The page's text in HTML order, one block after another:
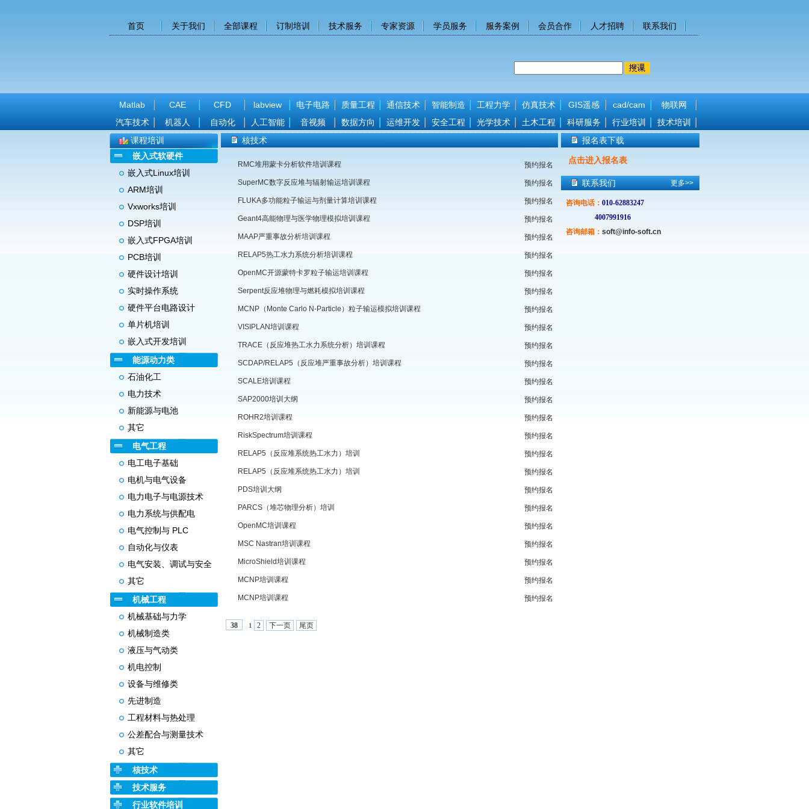
首页 关于我们 全部课程 订制培训 技术服务 专家资源 学员服务 服务案例 会员合作 人才招聘 联系我们
Matlab CAE CFD labview 电子电路 质量工程 通信技术 智能制造 工程力学 仿真技术 GIS遥感 cad/cam
物联网
汽车技术
机器人 自动化 人工智能 音视频 数据方向 运维开发 安全工程 光学技术 土木工程 科研服务 行业培训
技术培训
课程培训
嵌入式软硬件
嵌入式Linux培训
ARM培训
Vxworks培训
DSP培训
嵌入式FPGA培训
PCB培训
硬件设计培训
实时操作系统
硬件平台电路设计
单片机培训
嵌入式开发培训
能源动力类
石油化工
电力技术
新能源与电池
其它
电气工程
电工电子基础
电机与电气设备
电力电子与电源技术
电力系统与供配电
电气控制与 PLC
自动化与仪表
电气安装、调试与安全
其它
机械工程
机械基础与力学
机械制造类
液压与气动类
机电控制
设备与维修类
先进制造
工程材料与热处理
公差配合与测量技术
其它
核技术
技术服务
行业软件培训
核技术
RMC堆用蒙卡分析软件培训课程 预约报名
SuperMC数字反应堆与辐射输运培训课程 预约报名
FLUKA多功能粒子输运与剂量计算培训课程 预约报名
Geant4高能物理与医学物理模拟培训课程 预约报名
MAAP严重事故分析培训课程 预约报名
RELAP5热工水力系统分析培训课程 预约报名
OpenMC开源蒙特卡罗粒子输运培训课程 预约报名
Serpent反应堆物理与燃耗模拟培训课程 预约报名
MCNP（Monte Carlo N-Particle）粒子输运模拟培训课程 预约报名
VISIPLAN培训课程 预约报名
TRACE（反应堆热工水力系统分析）培训课程 预约报名
SCDAP/RELAP5（反应堆严重事故分析）培训课程 预约报名
SCALE培训课程 预约报名
SAP2000培训大纲 预约报名
ROHR2培训课程 预约报名
RiskSpectrum培训课程 预约报名
RELAP5（反应堆系统热工水力）培训 预约报名
RELAP5（反应堆系统热工水力）培训 预约报名
PDS培训大纲 预约报名
PARCS（堆芯物理分析）培训 预约报名
OpenMC培训课程 预约报名
MSC Nastran培训课程 预约报名
MicroShield培训课程 预约报名
MCNP培训课程 预约报名
MCNP培训课程 预约报名
38 1 2 下一页 尾页
报名表下载
点击进入报名表
联系我们 更多>>
咨询电话： 010-62883247
4007991916
咨询邮箱： soft@info-soft.cn